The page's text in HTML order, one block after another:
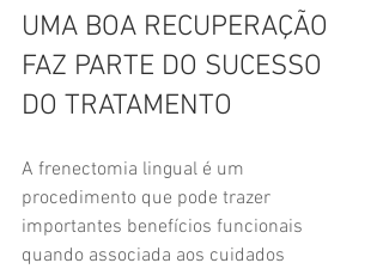
UMA BOA RECUPERAÇÃO
FAZ PARTE DO SUCESSO
DO TRATAMENTO
A frenectomia lingual é um
procedimento que pode trazer
importantes benefícios funcionais
quando associada aos cuidados